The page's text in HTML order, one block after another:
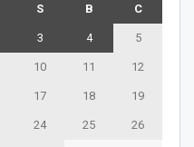
S B C
3 4 5
10 11 12
17 18 19
24 25 26